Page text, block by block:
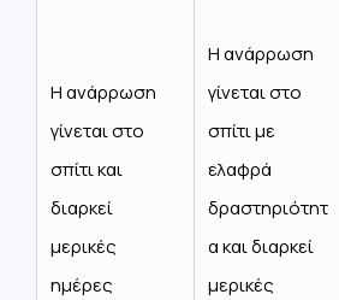
Η ανάρρωση
γίνεται στο
σπίτι και
διαρκεί
μερικές
ημέρες
Η ανάρρωση
γίνεται στο
σπίτι με
ελαφρά
δραστηριότητ
α και διαρκεί
μερικές